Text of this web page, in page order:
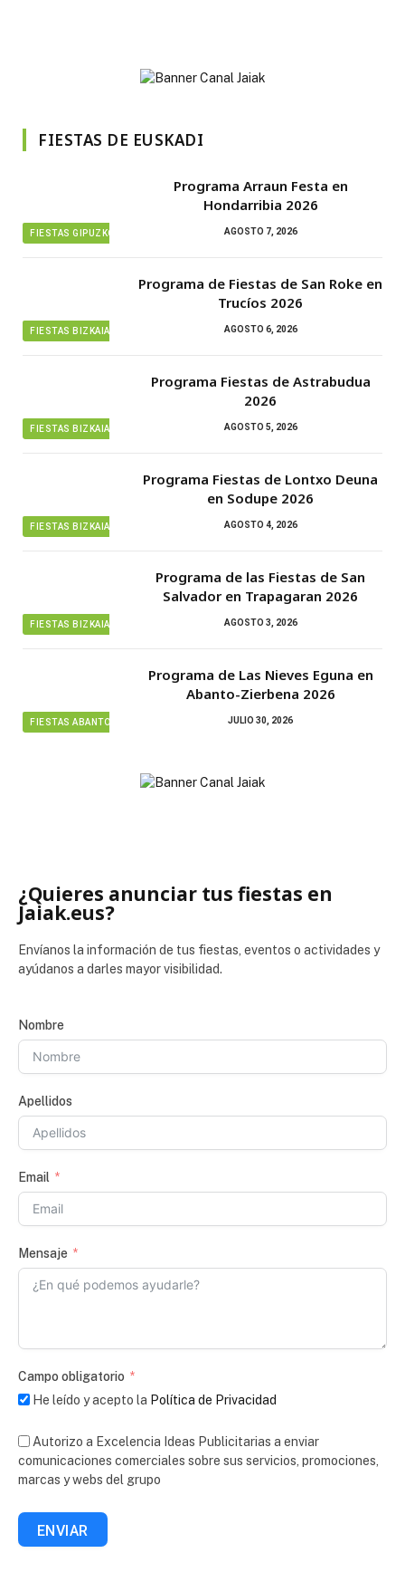
FIESTAS DE EUSKADI
FIESTAS GIPUZKOA
Programa Arraun Festa en
Hondarribia 2026
AGOSTO 7, 2026
FIESTAS BIZKAIA
Programa de Fiestas de San Roke en
Trucíos 2026
AGOSTO 6, 2026
FIESTAS BIZKAIA
Programa Fiestas de Astrabudua
2026
AGOSTO 5, 2026
FIESTAS BIZKAIA
Programa Fiestas de Lontxo Deuna
en Sodupe 2026
AGOSTO 4, 2026
FIESTAS BIZKAIA
Programa de las Fiestas de San
Salvador en Trapagaran 2026
AGOSTO 3, 2026
FIESTAS ABANTO ZIERBENA
Programa de Las Nieves Eguna en
Abanto-Zierbena 2026
JULIO 30, 2026
¿Quieres anunciar tus fiestas en
Jaiak.eus?
Envíanos la información de tus fiestas, eventos o actividades y
ayúdanos a darles mayor visibilidad.
Nombre
Apellidos
Email
Mensaje
Campo obligatorio
He leído y acepto la Política de Privacidad
Autorizo a Excelencia Ideas Publicitarias a enviar
comunicaciones comerciales sobre sus servicios, promociones,
marcas y webs del grupo
ENVIAR